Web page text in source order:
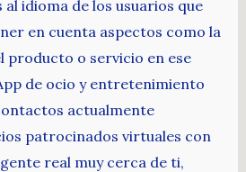
idioma de los usuarios que
en cuenta aspectos como la
producto o servicio en ese
de ocio y entretenimiento
actualmente
patrocinados virtuales con
real muy cerca de ti,